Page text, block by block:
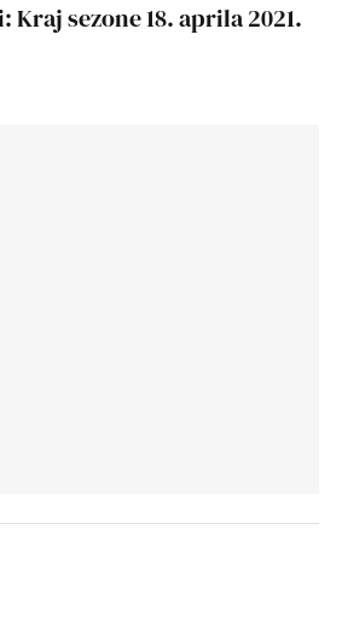
sezone 18. aprila 2021.